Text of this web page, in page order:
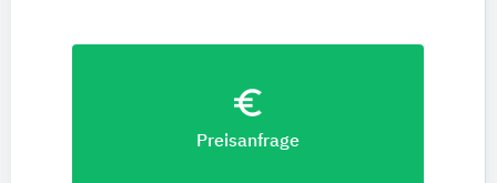
euro_symbol
Preisanfrage